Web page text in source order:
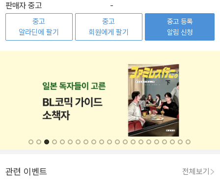
판매자 중고
-
중고
알라딘에 팔기
중고
회원에게 팔기
중고 등록
알림 신청
관련 이벤트 전체보기